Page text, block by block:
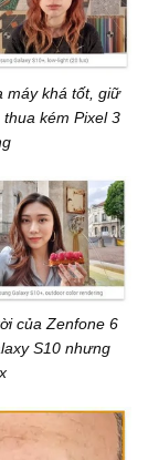
máy khá tốt, giữ
kém Pixel 3
của Zenfone 6
S10 nhưng